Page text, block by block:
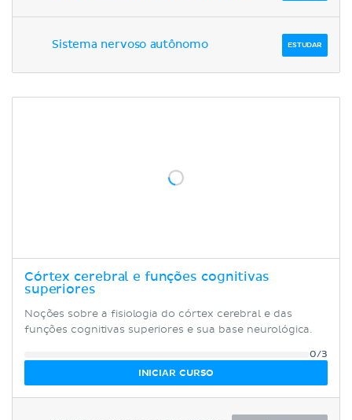
Sistema nervoso autônomo ESTUDAR
Córtex cerebral e funções cognitivas
superiores
Noções sobre a fisiologia do córtex cerebral e das
funções cognitivas superiores e sua base neurológica.
0/3
INICIAR CURSO